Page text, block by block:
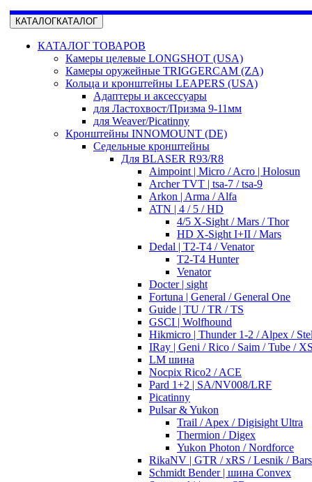
КАТАЛОГКАТАЛОГ
КАТАЛОГ ТОВАРОВ
Камеры целевые LONGSHOT (USA)
Камеры оружейные TRIGGERCAM (ZA)
Кольца и кронштейны LEAPERS (USA)
Адаптеры и аксессуары
для Ластохвост/Призма 9-11мм
для Weaver/Picatinny
Кронштейны INNOMOUNT (DE)
Седельные кронштейны
Для BLASER R93/R8
Aimpoint | Micro / Acro | Holosun
Archer TVT | tsa-7 / tsa-9
Arkon | Arma / Alfa
ATN | 4 / 5 / HD
4/5 X-Sight / Mars / Thor
HD X-Sight I+II / Mars
Dedal | T2-T4 / Venator
T2-T4 Hunter
Venator
Docter | sight
Fortuna | General / General One
Guide | TU / TR / TS
GSCI | Wolfhound
Hikmicro | Thunder 1-2 / Alpex /
IRay | Geni / Rico / Saim / Tube /
LM шина
Nocpix Rico2 / ACE
Pard 1+2 | SA/NV008/LRF
Picatinny
Pulsar & Yukon
Trail / Apex / Digisight Ultra
Thermion / Digex
Yukon Photon / Nordforce
RikaNV | GTR / xRS / Lesnik /
Schmidt Bender | шина Convex